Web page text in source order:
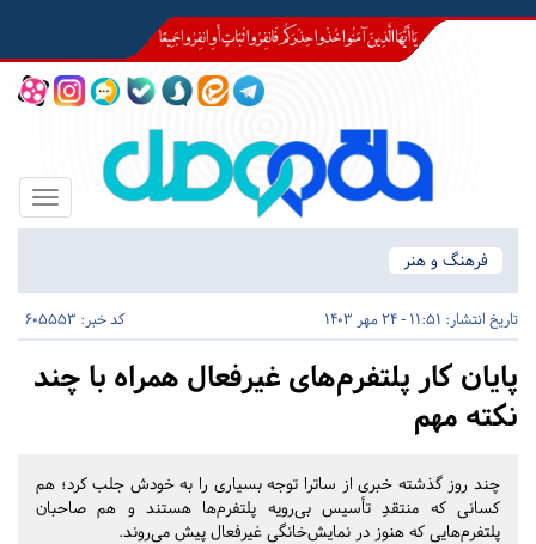
Toggle
فرهنگ و هنر
تاریخ انتشار: 11:51 - 24 مهر 1403 کد خبر: 605553
پایان کار پلتفرم‌های غیرفعال همراه با چند
نکته مهم
چند روز گذشته خبری از ساترا توجه بسیاری را به خودش جلب کرد؛ هم
کسانی که منتقدِ تأسیس بی‌رویه پلتفرم‌ها هستند و هم صاحبان
پلتفرم‌هایی که هنوز در نمایش‌خانگی غیرفعال پیش می‌روند.